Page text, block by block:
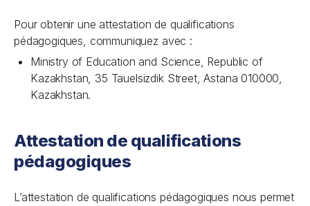
Pour obtenir une attestation de qualifications
pédagogiques, communiquez avec :
Ministry of Education and Science, Republic of
Kazakhstan, 35 Tauelsizdik Street, Astana 010000,
Kazakhstan.
Attestation de qualifications
pédagogiques
L’attestation de qualifications pédagogiques nous permet